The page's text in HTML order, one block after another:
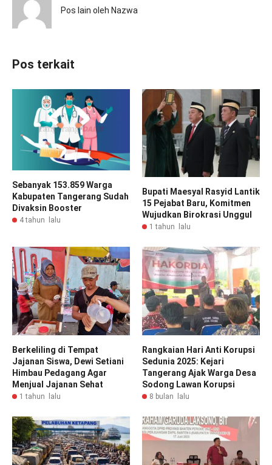
Pos lain oleh Nazwa
Pos terkait
Sebanyak 153.859 Warga
Kabupaten Tangerang Sudah
Divaksin Booster
4 tahun lalu
Bupati Maesyal Rasyid Lantik
15 Pejabat Baru, Komitmen
Wujudkan Birokrasi Unggul
1 tahun lalu
Berkeliling di Tempat
Jajanan Siswa, Dewi Setiani
Himbau Pedagang Agar
Menjual Jajanan Sehat
1 tahun lalu
Rangkaian Hari Anti Korupsi
Sedunia 2025: Kejari
Tangerang Ajak Warga Desa
Sodong Lawan Korupsi
8 bulan lalu